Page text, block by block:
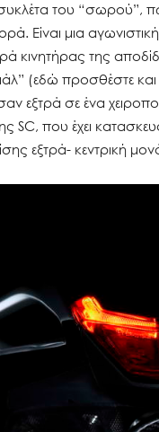
του
Είναι μια
κινητήρας της
(εδώ προσθέστε
σαν εξτρά σε ένα
SC, που έχει
εξτρά- κεντρική